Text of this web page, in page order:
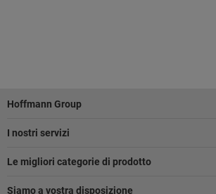
Piè
di
pagina
Hoffmann Group
I nostri servizi
Le migliori categorie di prodotto
Siamo a vostra disposizione